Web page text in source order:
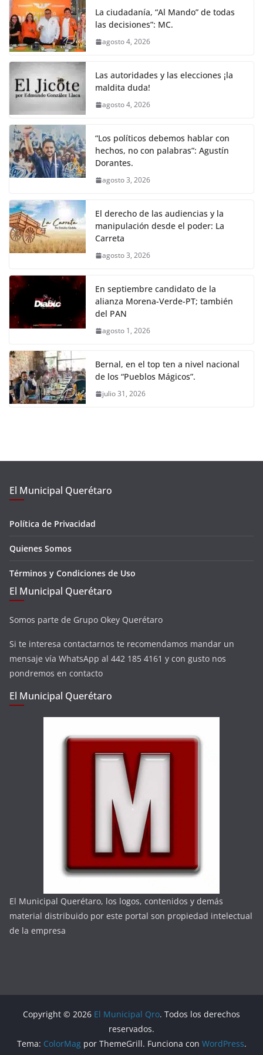
La ciudadanía, “Al Mando” de todas
las decisiones”: MC.
agosto 4, 2026
Las autoridades y las elecciones ¡la
maldita duda!
agosto 4, 2026
“Los políticos debemos hablar con
hechos, no con palabras”: Agustín
Dorantes.
agosto 3, 2026
El derecho de las audiencias y la
manipulación desde el poder: La
Carreta
agosto 3, 2026
En septiembre candidato de la
alianza Morena-Verde-PT; también
del PAN
agosto 1, 2026
Bernal, en el top ten a nivel nacional
de los “Pueblos Mágicos”.
julio 31, 2026
El Municipal Querétaro
Política de Privacidad
Quienes Somos
Términos y Condiciones de Uso
El Municipal Querétaro
Somos parte de Grupo Okey Querétaro
Si te interesa contactarnos te recomendamos mandar un
mensaje vía WhatsApp al 442 185 4161 y con gusto nos
pondremos en contacto
El Municipal Querétaro
El Municipal Querétaro, los logos, contenidos y demás
material distribuido por este portal son propiedad intelectual
de la empresa
Copyright © 2026 El Municipal Qro. Todos los derechos
reservados.
Tema: ColorMagpor ThemeGrill. Funciona con WordPress.